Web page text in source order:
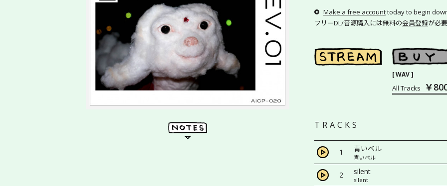
Make a free accounttoday to begin
フリーDL/音源購入には無料の会員登録が必
[ WAV ]
All Tracks ￥
TRACKS
1 青いベル
青いベル
2 silent
silent